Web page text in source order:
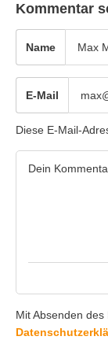
Kommentar
Name
E-Mail
Diese E-Mail-
Mit Absenden